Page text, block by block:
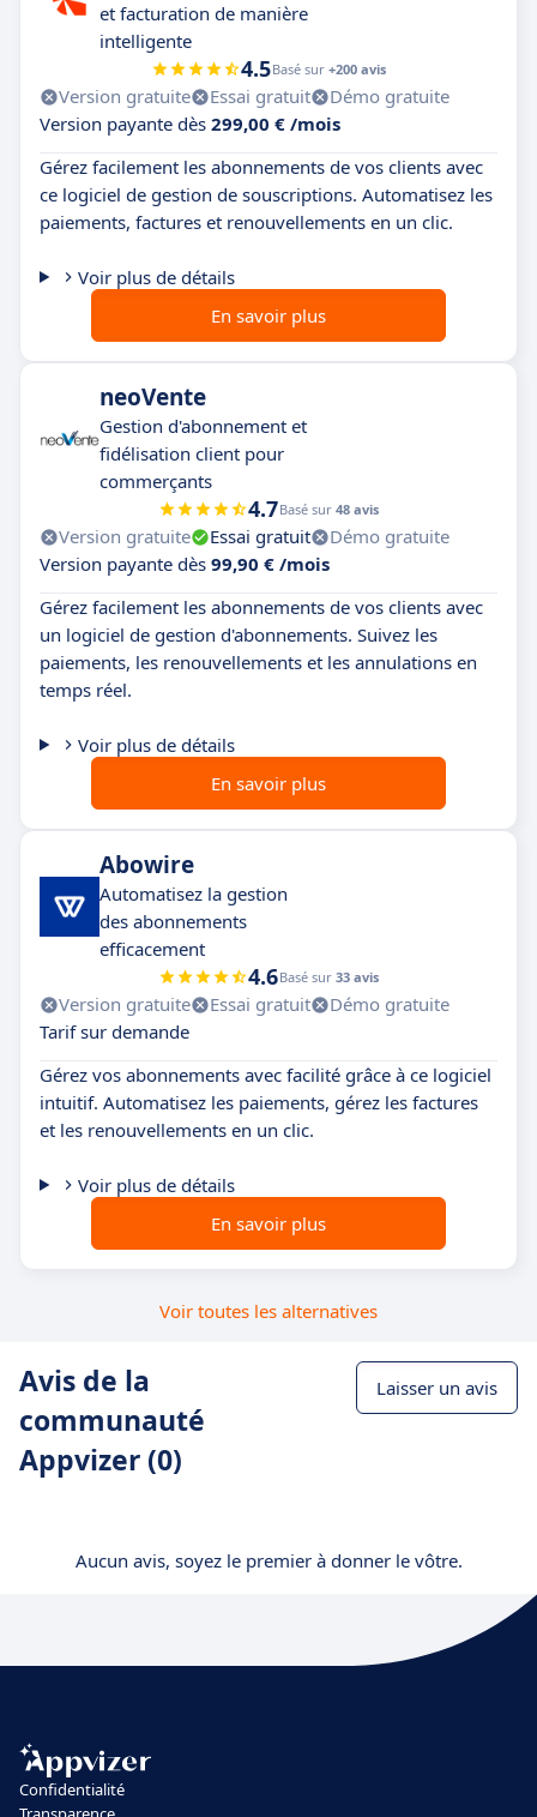
et facturation de manière
intelligente
4.5Basé sur +200 avis
Version gratuite Essai gratuit
Démo gratuite
Version payante dès 299,00 € /mois
Gérez facilement les abonnements de vos clients avec
ce logiciel de gestion de souscriptions. Automatisez les
paiements, factures et renouvellements en un clic.
Voir plus de détails
En savoir plus
neoVente
Gestion d'abonnement et
fidélisation client pour
commerçants
4.7Basé sur 48 avis
Version gratuite Essai gratuit
Démo gratuite
Version payante dès 99,90 € /mois
Gérez facilement les abonnements de vos clients avec
un logiciel de gestion d'abonnements. Suivez les
paiements, les renouvellements et les annulations en
temps réel.
Voir plus de détails
En savoir plus
Abowire
Automatisez la gestion
des abonnements
efficacement
4.6Basé sur 33 avis
Version gratuite Essai gratuit
Démo gratuite
Tarif sur demande
Gérez vos abonnements avec facilité grâce à ce logiciel
intuitif. Automatisez les paiements, gérez les factures
et les renouvellements en un clic.
Voir plus de détails
En savoir plus
Voir toutes les alternatives
Avis de la
communauté
Appvizer (0)
Laisser un avis
Aucun avis, soyez le premier à donner le vôtre.
Confidentialité